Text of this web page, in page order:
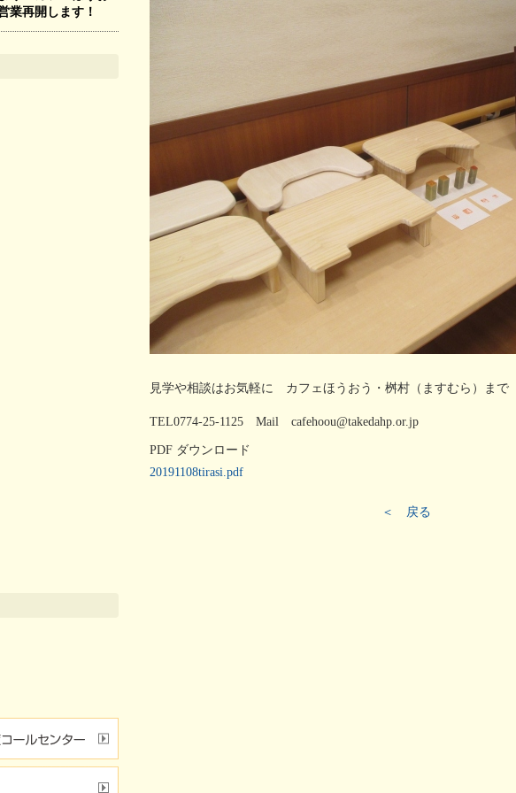
見学や相談はお気軽に カフェほうおう・桝村（ますむら）ま
TEL0774-25-1125 Mail cafehoou@takedahp.or.jp
PDF ダウンロード
20191108tirasi.pdf
＜ 戻る
業再開します！